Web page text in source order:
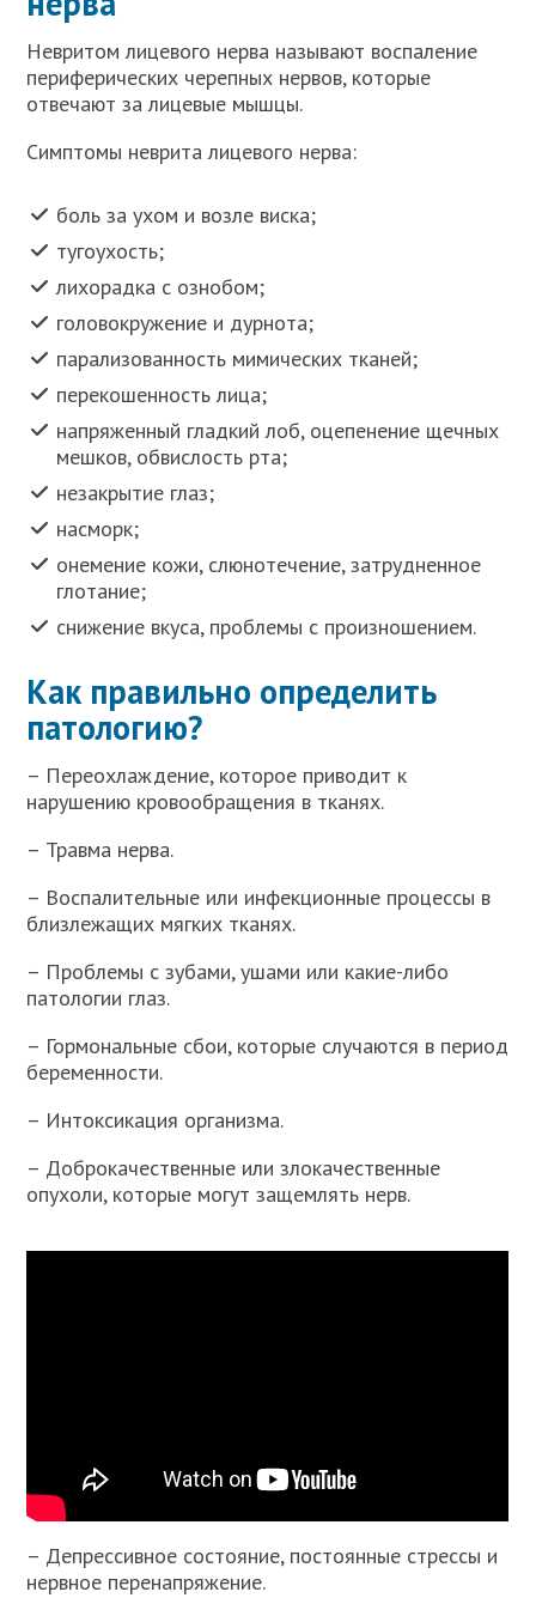
Невритом лицевого нерва называют воспаление
периферических черепных нервов, которые
отвечают за лицевые мышцы.
Симптомы неврита лицевого нерва:
боль за ухом и возле виска;
тугоухость;
лихорадка с ознобом;
головокружение и дурнота;
парализованность мимических тканей;
перекошенность лица;
напряженный гладкий лоб, оцепенение щечных
мешков, обвислость рта;
незакрытие глаз;
насморк;
онемение кожи, слюнотечение, затрудненное
глотание;
снижение вкуса, проблемы с произношением.
Как правильно определить
патологию?
– Переохлаждение, которое приводит к
нарушению кровообращения в тканях.
– Травма нерва.
– Воспалительные или инфекционные процессы в
близлежащих мягких тканях.
– Проблемы с зубами, ушами или какие-либо
патологии глаз.
– Гормональные сбои, которые случаются в период
беременности.
– Интоксикация организма.
– Доброкачественные или злокачественные
опухоли, которые могут защемлять нерв.
– Депрессивное состояние, постоянные стрессы и
нервное перенапряжение.